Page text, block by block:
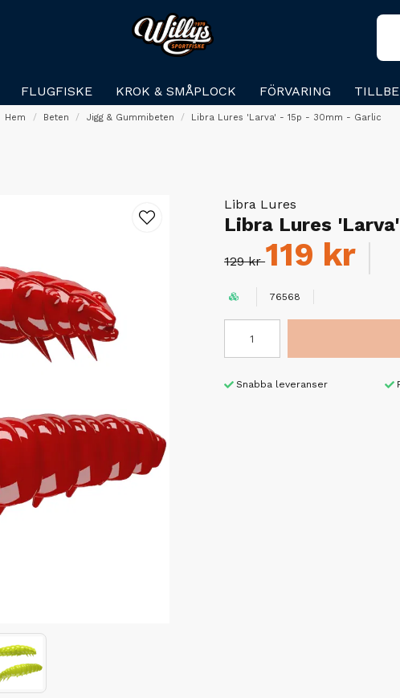
FLUGFISKE KROK & SMÅPLOCK FÖRVARING
Hem Beten Jigg & Gummibeten Libra Lures 'Larva' - 15p - 30mm - Garlic
Libra Lures
Libra Lures
129 kr119 kr
76568
Snabba leveranser